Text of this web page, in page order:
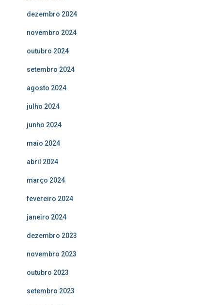
dezembro 2024
novembro 2024
outubro 2024
setembro 2024
agosto 2024
julho 2024
junho 2024
maio 2024
abril 2024
março 2024
fevereiro 2024
janeiro 2024
dezembro 2023
novembro 2023
outubro 2023
setembro 2023